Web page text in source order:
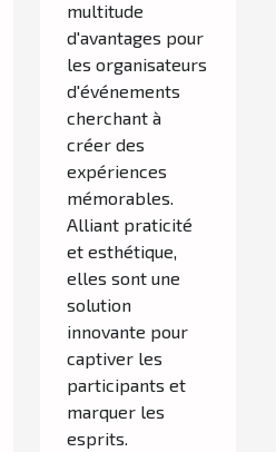
multitude
d'avantages pour
les organisateurs
d'événements
cherchant à
créer des
expériences
mémorables.
Alliant praticité
et esthétique,
elles sont une
solution
innovante pour
captiver les
participants et
marquer les
esprits.